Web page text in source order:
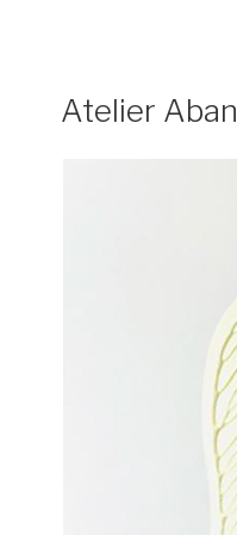
Atelier